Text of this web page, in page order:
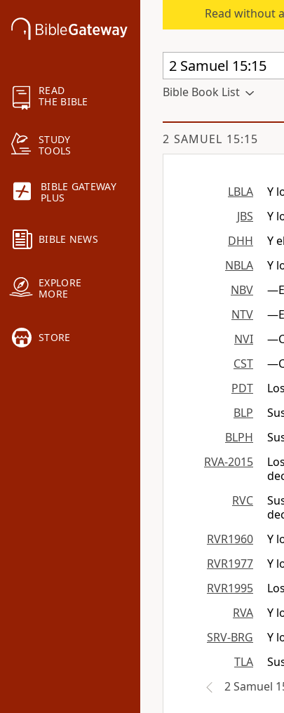
READ
THE BIBLE
STUDY
TOOLS
BIBLE GATEWAY
PLUS
BIBLE NEWS
EXPLORE
MORE
STORE
Read without
Bible Book List
2 SAMUEL 15:15
LBLA Y
JBS
Y
DHH
Y
NBLA
Y
NBV
NTV
NVI
CST
PDT
BLP
BLPH
RVA-2015
RVC
RVR1960
Y
RVR1977
Y
RVR1995
RVA
Y
SRV-BRG
Y
TLA
2 Samuel